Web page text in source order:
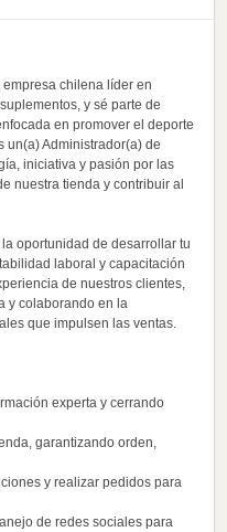
chilena líder en
y sé parte de
en promover el deporte
un(a) Administrador(a) de
iniciativa y pasión por las
nuestra tienda y contribuir al
oportunidad de desarrollar tu
laboral y capacitación
de nuestros clientes,
y colaborando en la
que impulsen las ventas.
experta y cerrando
garantizando orden,
y realizar pedidos para
de redes sociales para